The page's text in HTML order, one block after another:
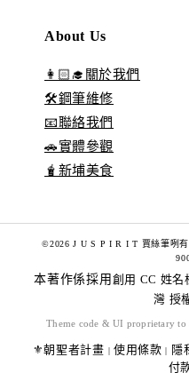
About Us
👩🏻‍🎓關於我們
🛠️鋼筆維修
📧聯絡我們
🚗實體參觀
🧋新埔美食
©2026 J U S P I R I T 賈絲筆咧
本著作係採用 創用 CC 姓名
灣 授
Theme code & UI proprietary to
⚜️朝聖者計畫 | 使用條款 | 隱
付